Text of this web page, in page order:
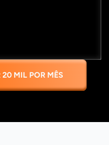
20 MIL POR MÊS